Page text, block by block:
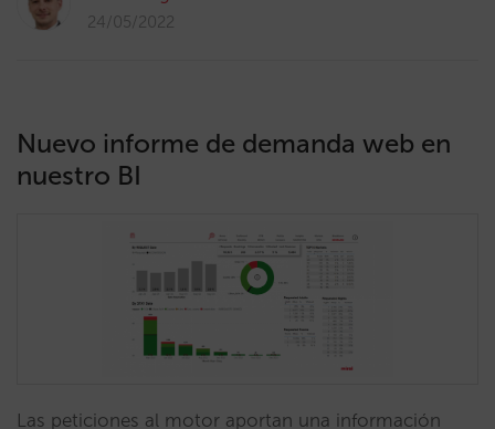
24/05/2022
Nuevo informe de demanda web en
nuestro BI
Las peticiones al motor aportan una información